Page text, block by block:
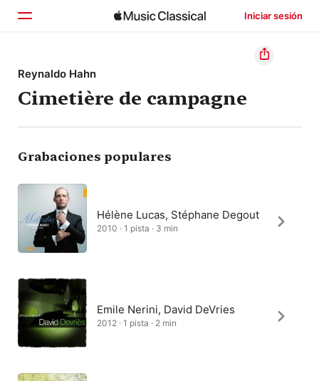
Iniciar sesión
Inicio
Explorar
Buscar
Reynaldo Hahn
Cimetière de campagne
Grabaciones populares
Hélène Lucas, Stéphane Degout
2010 · 1 pista · 3 min
Emile Nerini, David DeVries
2012 · 1 pista · 2 min